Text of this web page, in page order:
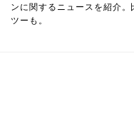
ンに関するニュースを紹介
ツーも。